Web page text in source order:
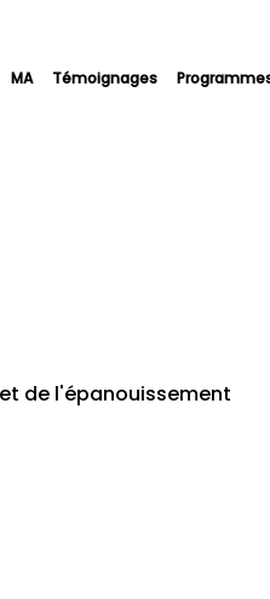
MA Témoignages
de l'épanouissement